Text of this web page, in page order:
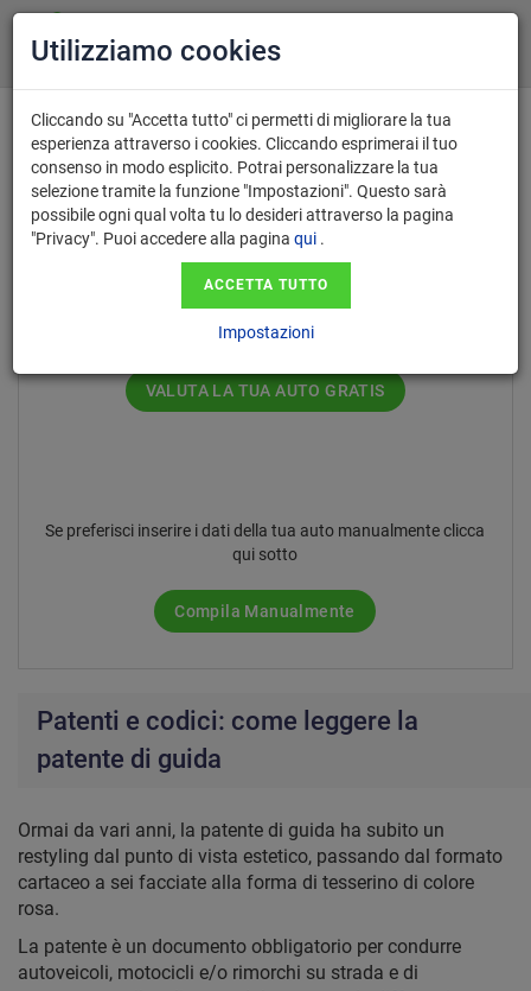
Inserisci il numero di targa nel
formato AA123AA.
VALUTA LA TUA AUTO GRATIS
Se preferisci inserire i dati della tua auto manualmente clicca
qui sotto
Compila Manualmente
Patenti e codici: come leggere la
patente di guida
Ormai da vari anni, la patente di guida ha subito un
restyling dal punto di vista estetico, passando dal formato
cartaceo a sei facciate alla forma di tesserino di colore
rosa.
La patente è un documento obbligatorio per condurre
autoveicoli, motocicli e/o rimorchi su strada e di
Utilizziamo cookies
Cliccando su "Accetta tutto" ci permetti di migliorare la tua
esperienza attraverso i cookies. Cliccando esprimerai il tuo
consenso in modo esplicito. Potrai personalizzare la tua
selezione tramite la funzione "Impostazioni". Questo sarà
possibile ogni qual volta tu lo desideri attraverso la pagina
"Privacy". Puoi accedere alla pagina qui .
ACCETTA TUTTO
Impostazioni